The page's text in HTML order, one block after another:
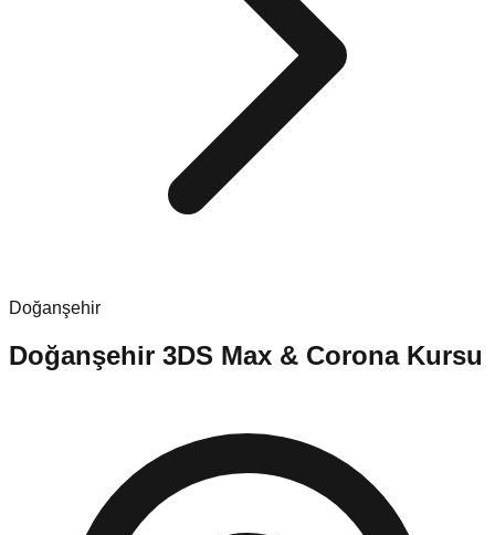
Doğanşehir
Doğanşehir 3DS Max & Corona Kursu